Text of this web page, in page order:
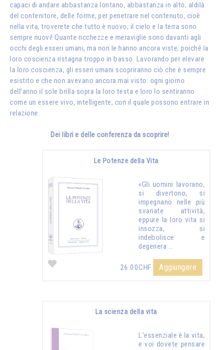
capaci di andare abbastanza lontano, abbastanza in alto, aldilà
del contenitore, delle forme, per penetrare nel contenuto, cioè
nella vita, troverete che tutto è nuovo; il cielo e la terra sono
sempre nuovi! Quante ricchezze e meraviglie sono davanti agli
occhi degli esseri umani, ma non le hanno ancora viste, poiché la
loro coscienza ristagna troppo in basso. Lavorando per elevare
la loro coscienza, gli esseri umani scopriranno ciò che è sempre
esistito e che non avevano ancora mai visto: ogni giorno
dell’anno il sole brilla sopra la loro testa e loro lo sentiranno
come un essere vivo, intelligente, con il quale possono entrare in
relazione.
Dei libri e delle conferenza da scoprire!
Le Potenze della Vita
«Gli uomini lavorano,
si divertono, si
impegnano nelle più
svariate attività,
eppure la loro vita si
insozza, si
indebolisce e
degenera …
26.00CHF Aggiungere
La scienza della vita
L’essenziale è la vita,
e voi dovete pensare